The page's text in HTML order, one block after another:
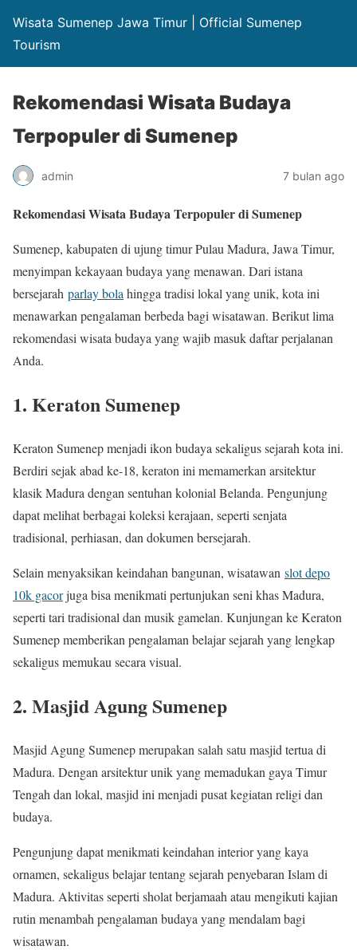
Wisata Sumenep Jawa Timur | Official Sumenep
Tourism
Rekomendasi Wisata Budaya
Terpopuler di Sumenep
admin 7 bulan ago
Rekomendasi Wisata Budaya Terpopuler di Sumenep
Sumenep, kabupaten di ujung timur Pulau Madura, Jawa Timur,
menyimpan kekayaan budaya yang menawan. Dari istana
bersejarah parlay bola hingga tradisi lokal yang unik, kota ini
menawarkan pengalaman berbeda bagi wisatawan. Berikut lima
rekomendasi wisata budaya yang wajib masuk daftar perjalanan
Anda.
1. Keraton Sumenep
Keraton Sumenep menjadi ikon budaya sekaligus sejarah kota ini.
Berdiri sejak abad ke-18, keraton ini memamerkan arsitektur
klasik Madura dengan sentuhan kolonial Belanda. Pengunjung
dapat melihat berbagai koleksi kerajaan, seperti senjata
tradisional, perhiasan, dan dokumen bersejarah.
Selain menyaksikan keindahan bangunan, wisatawan slot depo
10k gacorjuga bisa menikmati pertunjukan seni khas Madura,
seperti tari tradisional dan musik gamelan. Kunjungan ke Keraton
Sumenep memberikan pengalaman belajar sejarah yang lengkap
sekaligus memukau secara visual.
2. Masjid Agung Sumenep
Masjid Agung Sumenep merupakan salah satu masjid tertua di
Madura. Dengan arsitektur unik yang memadukan gaya Timur
Tengah dan lokal, masjid ini menjadi pusat kegiatan religi dan
budaya.
Pengunjung dapat menikmati keindahan interior yang kaya
ornamen, sekaligus belajar tentang sejarah penyebaran Islam di
Madura. Aktivitas seperti sholat berjamaah atau mengikuti kajian
rutin menambah pengalaman budaya yang mendalam bagi
wisatawan.